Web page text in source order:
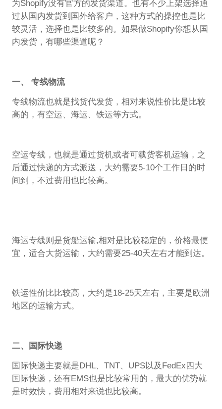
为Shopify没有官方的发货渠道。也有不少上架选择通
过从国内发货到国外给客户，这种方式的操控也是比
较灵活，选择也是比较多的。如果做Shopify你想从国
内发货，有哪些渠道呢？
一、 专线物流
专线物流也就是找货代发货，相对来说性价比是比较
高的，有空运、海运、铁运等方式。
空运专线，也就是通过货机或者可载货客机运输，之
后通过快递的方式派送，大约需要5-10个工作日的时
间到，不过费用也比较高。
海运专线则是货船运输,相对是比较稳定的，价格最便
宜，适合大货运输，大约需要25-40天左右才能到达。
铁运性价比比较高，大约是18-25天左右，主要是欧洲
地区的运输方式。
二、国际快递
国际快递主要就是DHL、TNT、UPS以及FedEx四大
国际快递，还有EMS也是比较常用的，最大的优势就
是时效快，费用相对来说也比较高。